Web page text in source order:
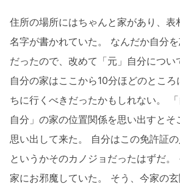
住所の場所にはちゃんと家があり、表
名字が書かれていた。 なんだか自分
だったので、改めて「元」自分につい
自分の家はここから10分ほどのとこ
ちに行くべきだったかもしれない。
自分」の家の位置関係を思い出すとそ
思い出して来た。 自分はこの免許証の
というかそのカノジョだったはずだ
家にお邪魔していた。 そう、今家の